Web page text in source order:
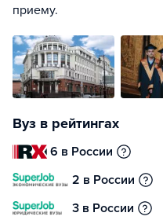
приему.
Вуз в рейтингах
6 в России
2 в России
3 в России